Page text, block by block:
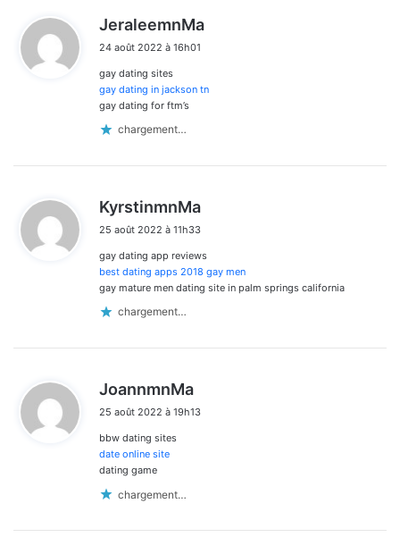
JeraleemnMa
:
24 août 2022 à 16h01
gay dating sites
gay dating in jackson tn
gay dating for ftm’s
chargement…
KyrstinmnMa
:
25 août 2022 à 11h33
gay dating app reviews
best dating apps 2018 gay men
gay mature men dating site in palm springs california
chargement…
JoannmnMa
t
25 août 2022 à 19h13
bbw dating sites
date online site
dating game
chargement…